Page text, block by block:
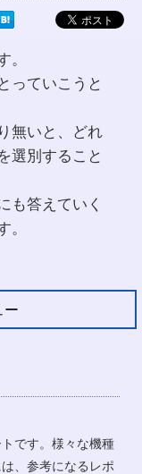
。
っていこうと
無いと、どれ
選別すること
も答えていく
。
ー
です。様々な機種
、参考になるレポ